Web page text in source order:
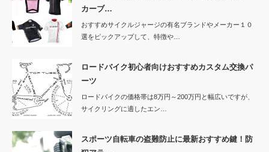
カーブ…
おすすめサイクルジャージの有名ブランドやメーカー１０
選をピックアップして、特徴や…
ロードバイク初心者向けおすすめカスタム交換パ
ーツ
ロードバイクの価格帯は8万円～200万円と幅広いですが、
サイクリングに適したエン…
スポーツ自転車の盗難防止に最新おすすめ鍵！防